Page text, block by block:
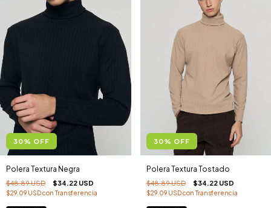
30% OFF
Polera Textura Negra
$48.89 USD $34.22 USD
$29.09 USDcon Transferencia
30% OFF
Polera Textura Tostado
$48.89 USD $34.22 USD
$29.09 USDcon Transferencia